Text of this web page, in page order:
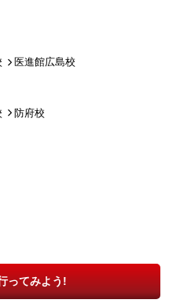
ってみよう!
医進館広島校
防府校